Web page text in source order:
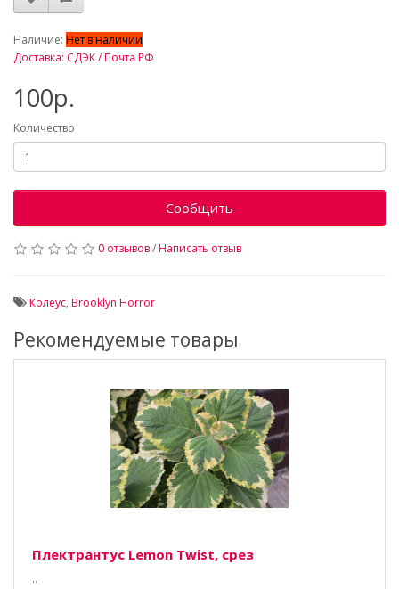
Наличие: Нет в наличии
Доставка: СДЭК / Почта РФ
100р.
Количество
Сообщить
0 отзывов/Написать отзыв
Колеус, Brooklyn Horror
Рекомендуемые товары
Плектрантус Lemon Twist, срез
..